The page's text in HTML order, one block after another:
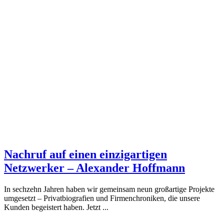
Nachruf auf einen einzigartigen
Netzwerker – Alexander Hoffmann
In sechzehn Jahren haben wir gemeinsam neun großartige Projekte
umgesetzt – Privatbiografien und Firmenchroniken, die unsere
Kunden begeistert haben. Jetzt ...